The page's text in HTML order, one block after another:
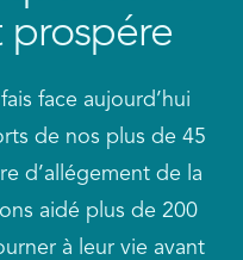
il ma cote de crédit ?
au long du
?
vais-je suivre ma
?
pour défrayer
créanciers
combien vous devez
face aujourd’hui
de nos plus de 45
d’allégement de la
aidé plus de 200
à leur vie avant